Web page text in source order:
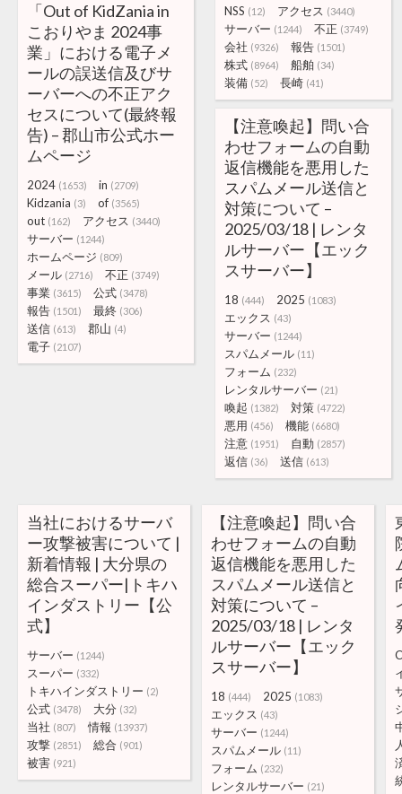
NSS (12) アクセス (3440)
サーバー (1244) 不正 (3749)
会社 (9326) 報告 (1501)
株式 (8964) 船舶 (34)
装備 (52) 長崎 (41)
「Out of KidZania in
こおりやま 2024事
業」における電子メ
ールの誤送信及びサ
ーバーへの不正アク
セスについて(最終報
告) – 郡山市公式ホー
ムページ
2024 (1653) in (2709)
Kidzania (3) of (3565)
out (162) アクセス (3440)
サーバー (1244)
ホームページ (809)
メール (2716) 不正 (3749)
事業 (3615) 公式 (3478)
報告 (1501) 最終 (306)
送信 (613) 郡山 (4)
電子 (2107)
【注意喚起】問い合
わせフォームの自動
返信機能を悪用した
スパムメール送信と
対策について –
2025/03/18 | レンタ
ルサーバー【エック
スサーバー】
18 (444) 2025 (1083)
エックス (43)
サーバー (1244)
スパムメール (11)
フォーム (232)
レンタルサーバー (21)
喚起 (1382) 対策 (4722)
悪用 (456) 機能 (6680)
注意 (1951) 自動 (2857)
返信 (36) 送信 (613)
当社におけるサーバ
ー攻撃被害について |
新着情報 | 大分県の
総合スーパー|トキハ
インダストリー【公
式】
サーバー (1244)
スーパー (332)
トキハインダストリー (2)
公式 (3478) 大分 (32)
当社 (807) 情報 (13937)
攻撃 (2851) 総合 (901)
被害 (921)
【注意喚起】問い合
わせフォームの自動
返信機能を悪用した
スパムメール送信と
対策について –
2025/03/18 | レンタ
ルサーバー【エック
スサーバー】
18 (444) 2025 (1083)
エックス (43)
サーバー (1244)
スパムメール (11)
フォーム (232)
レンタルサーバー (21)